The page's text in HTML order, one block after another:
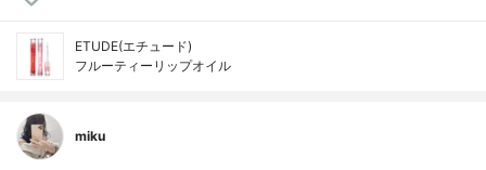
ETUDE(エチュード)
フルーティーリップオイル
miku